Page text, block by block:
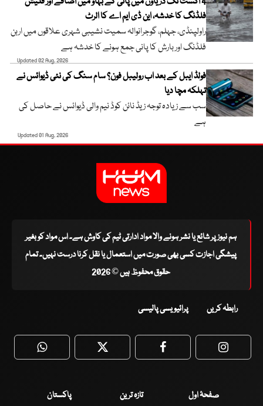
فلڈنگ کا خدشہ، این ڈی ایم اے کا الرٹ
راولپنڈی، جہلم، گوجرانوالہ سمیت نشیبی شہری علاقوں میں اربن
فلڈنگ اور بارش کا پانی جمع ہونے کا خدشہ ہے
Updated 02 Aug, 2026
فولڈ ایبل کے بعد اب رولیبل فون؟ سام سنگ کی نئی ڈیوائس نے
تہلکہ مچا دیا
سب سے زیادہ توجہ زیڈ نائن کوڈ نیم والی ڈیوائس نے حاصل کی
ہے
Updated 01 Aug, 2026
ہم نیوز پر شائع یا نشر ہونے والا مواد ادارتی ٹیم کی کاوش ہے۔ اس مواد کو بغیر
پیشگی اجازت کسی بھی صورت میں استعمال یا نقل کرنا درست نہیں۔ تمام
حقوق محفوظ ہیں © 2026
رابطہ کریں پرائیویسی پالیسی
WhatsApp Twitter Facebook
صفحۂ اول تازہ ترین
پاکستان